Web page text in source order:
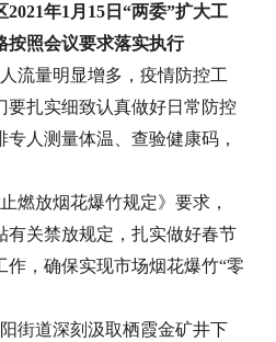
年1月15日“两委”扩大工
按照会议要求落实执行
流量明显增多，疫情防控工
要扎实细致认真做好日常防控
人测量体温、查验健康码，
燃放烟花爆竹规定》要求，
有关禁放规定，扎实做好春节
作，确保实现市场烟花爆竹“零
街道深刻汲取栖霞金矿井下